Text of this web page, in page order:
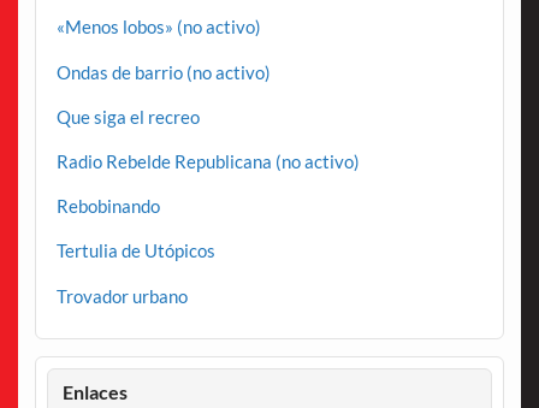
«Menos lobos» (no activo)
Ondas de barrio (no activo)
Que siga el recreo
Radio Rebelde Republicana (no activo)
Rebobinando
Tertulia de Utópicos
Trovador urbano
Enlaces